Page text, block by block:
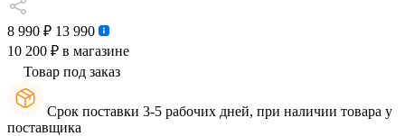
8 990 ₽ 13 990
10 200 ₽ в магазине
Товар под заказ
Срок поставки 3-5 рабочих дней, при наличии товара у
поставщика